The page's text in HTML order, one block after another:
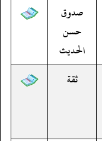
صدوق
حسن
الحديث
ثقة